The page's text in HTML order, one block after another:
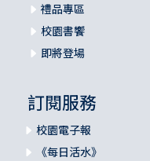
禮品專區
校園書饗
即將登場
訂閱服務
校園電子報
《每日活水》